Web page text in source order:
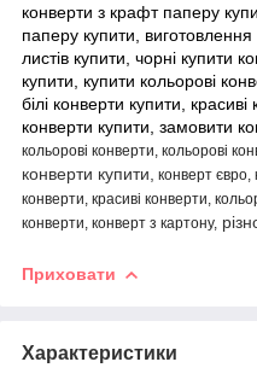
конверти з крафт паперу
паперу купити, виготовлення
листів купити, чорні купити
купити, купити кольорові
білі конверти купити,
конверти купити, замовити
кольорові конверти, кольорові
конверти купити, конверт євро,
конверти, красиві конверти,
конверти, конверт з картону,
Приховати
Характеристики